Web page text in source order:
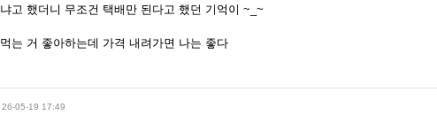
고 했더니 무조건 택배만 된다고 했던 기억이 ~_~
는 거 좋아하는데 가격 내려가면 나는 좋다
26-05-19 17:49